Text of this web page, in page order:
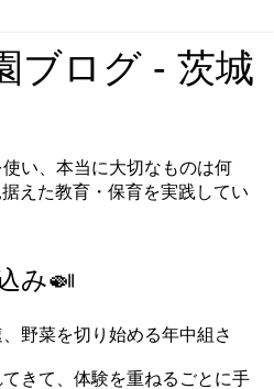
ブログ - 茨城
い、本当に大切なものは何
えた教育・保育を実践してい
み🍛
野菜を切り始める年中組さ
きて、体験を重ねるごとに手